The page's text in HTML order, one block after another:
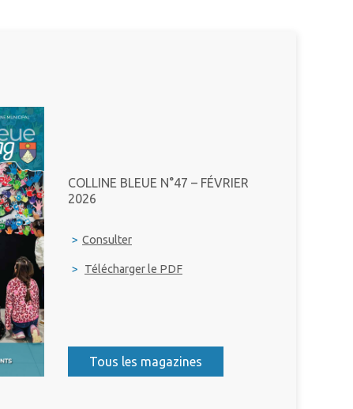
COLLINE BLEUE N°47 – FÉVRIER
2026
> Consulter
> Télécharger le PDF
Tous les magazines